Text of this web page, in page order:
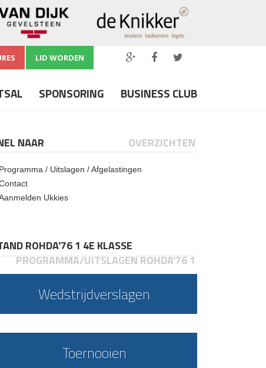
LID WORDEN
SPONSORING BUSINESS CLUB
NAAR OVERZICHTEN
Programma / Uitslagen / Afgelastingen
Ukkies
ROHDA'76 1 4E KLASSE
PROGRAMMA/UITSLAGEN ROHDA'76 1
Wedstrijdverslagen
Toernooien